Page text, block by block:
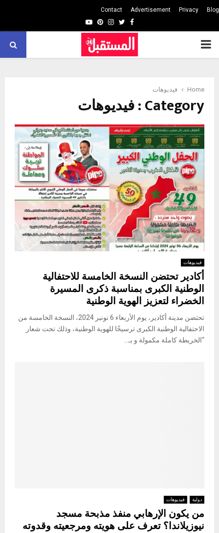
Blog
Privacy
Advertisement
Contact
Facebook
Twitter
Instagram
Pinterest
Youtube
PRIMARY
Home فيديوهات
Category : فيديوهات
فيديوهات
أكادير تحتضن النسخة الخامسة للاحتفالية
الوطنية الكبرى بمناسبة ذكرى المسيرة
الخضراء لتعزيز الهوية الوطنية
تحتضن مدينة أكادير، يوم الأربعاء 6 نونبر 2024، النسخة الخامسة من
الاحتفالية الوطنية الكبرى ترسيخًا للهوية الوطنية، وذلك تحت شعار
“الخريطة كاملة مكمولة و بـ...
دولية فيديوهات
من يكون الإرهابي منفذ مذبحة مسجد
نيوزيلاندا؟ تعرف على هويته ومرجعيته وقدوته